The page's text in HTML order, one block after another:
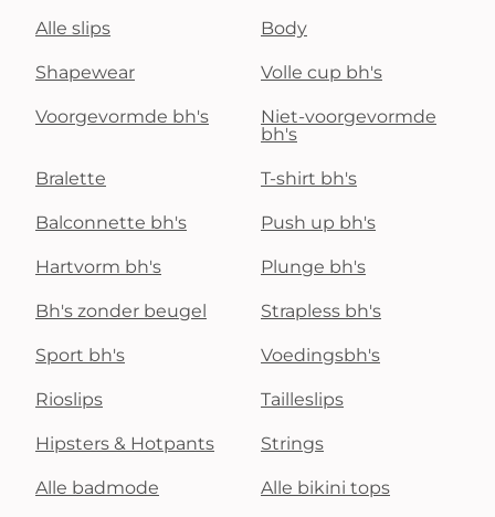
Alle slips Body
Shapewear Volle cup bh's
Voorgevormde bh's
Niet-voorgevormde
bh's
Bralette T-shirt bh's
Balconnette bh's Push up bh's
Hartvorm bh's Plunge bh's
Bh's zonder beugel Strapless bh's
Sport bh's Voedingsbh's
Rioslips Tailleslips
Hipsters & Hotpants Strings
Alle badmode Alle bikini tops